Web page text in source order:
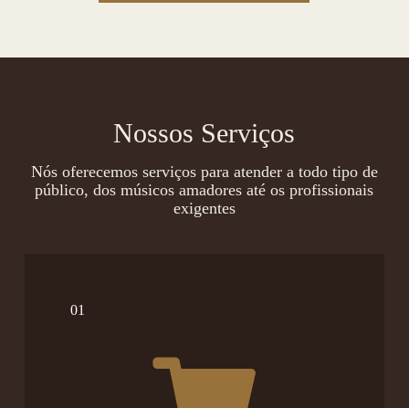
Nossos Serviços
Nós oferecemos serviços para atender a todo tipo de
público, dos músicos amadores até os profissionais
exigentes
01